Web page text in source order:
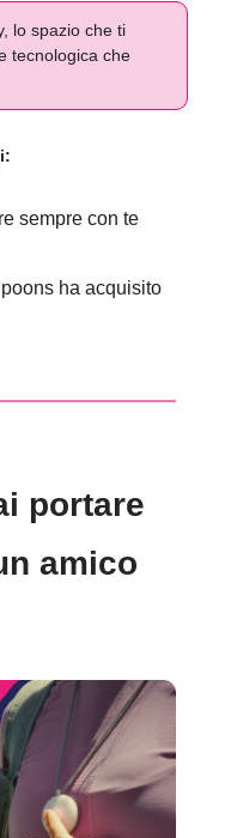
lo spazio che ti
tecnologica che
sempre con te
ha acquisito
portare
amico